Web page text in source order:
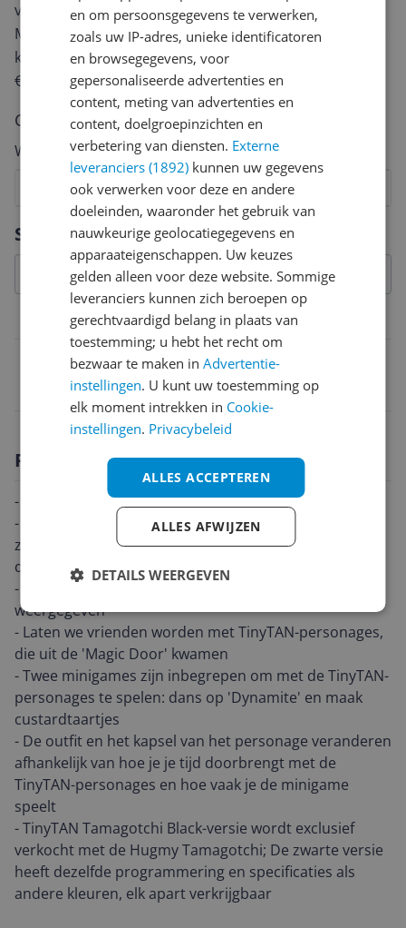
Specificaties
Belangrijkste kenmerken
0045557888763
Productomschrijving
- TinyTAN zijn nu te zien in Tamagotchi!
- Een exclusief TinyTAN Tamagotchi-apparaat in de
zwarte versie met een zacht vinyl TinyTAN-personage
dat de Tamagotchi omhelst
- Vinylfiguur kan met of zonder apparaat worden
weergegeven
- Laten we vrienden worden met TinyTAN-personages,
die uit de 'Magic Door' kwamen
- Twee minigames zijn inbegrepen om met de TinyTAN-
personages te spelen: dans op 'Dynamite' en maak
custardtaartjes
- De outfit en het kapsel van het personage veranderen
afhankelijk van hoe je je tijd doorbrengt met de
TinyTAN-personages en hoe vaak je de minigame
speelt
- TinyTAN Tamagotchi Black-versie wordt exclusief
verkocht met de Hugmy Tamagotchi; De zwarte versie
heeft dezelfde programmering en specificaties als
andere kleuren, elk apart verkrijgbaar
van een review gemiddeld tussen de 3 en 10 minuten.
Met jouw mening help je andere bezoekers een betere
keuze te maken én maak je iedere maand kans op
€250,-!
Klik hier voor de actievoorwaarden.
Cijfer
Welk cijfer geef jij dit product?
8
7
6
5
4
3
2
Vraag 1 van 4
en om persoonsgegevens te verwerken,
zoals uw IP-adres, unieke identificatoren
en browsegegevens, voor
gepersonaliseerde advertenties en
content, meting van advertenties en
content, doelgroepinzichten en
verbetering van diensten. Externe
leveranciers (1892) kunnen uw gegevens
ook verwerken voor deze en andere
doeleinden, waaronder het gebruik van
nauwkeurige geolocatiegegevens en
apparaateigenschappen. Uw keuzes
gelden alleen voor deze website. Sommige
leveranciers kunnen zich beroepen op
gerechtvaardigd belang in plaats van
toestemming; u hebt het recht om
bezwaar te maken inAdvertentie-
instellingen. U kunt uw toestemming op
elk moment intrekken in Cookie-
instellingen. Privacybeleid
ALLES ACCEPTEREN
ALLES AFWIJZEN
DETAILS WEERGEVEN